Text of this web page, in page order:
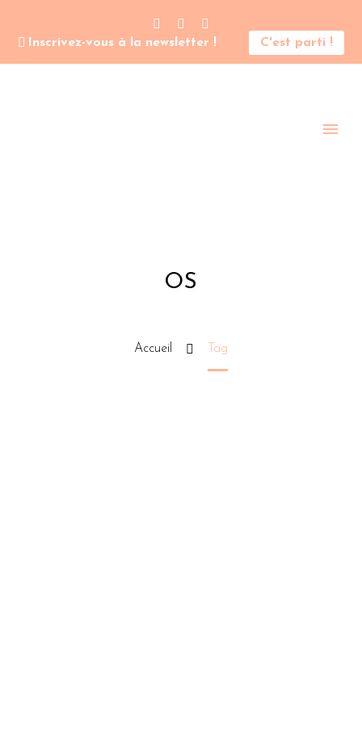
Inscrivez-vous à la newsletter ! C'est parti !
OS
Accueil Tag